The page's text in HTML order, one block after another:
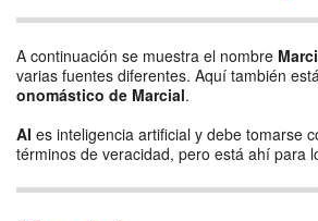
A continuación se muestra el nombre
varias fuentes diferentes. Aquí también
onomástico de Marcial.
AI es inteligencia artificial y debe tomarse
términos de veracidad, pero está ahí para